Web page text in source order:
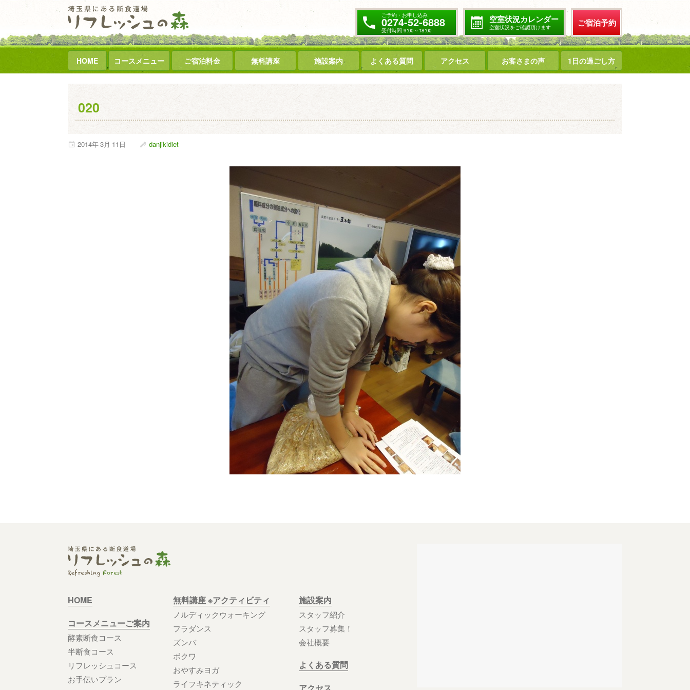
ご予約・お申し込み
0274-52-6888
受付時間 9:00～18:00
空室状況カレンダー
空室状況をご確認頂けます ご宿泊予約
HOME コースメニュー ご宿泊料金 無料講座 施設案内 よくある質問 アクセス お客さまの声 1日の過ごし方
020
2014年3月 11日 danjikidiet
HOME
コースメニューご案内
酵素断食コース
半断食コース
リフレッシュコース
お手伝いプラン
無料講座 ※アクティビティ
ノルディックウォーキング
フラダンス
ズンバ
ボクワ
おやすみヨガ
ライフキネティック
施設案内
スタッフ紹介
スタッフ募集！
会社概要
よくある質問